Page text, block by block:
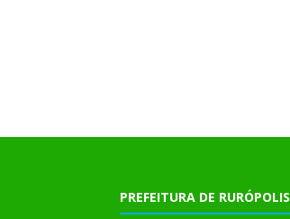
PREFEITURA DE RURÓPOLIS